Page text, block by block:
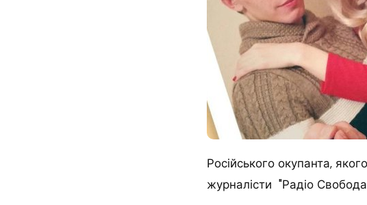
Російського окупанта,
журналісти "Радіо